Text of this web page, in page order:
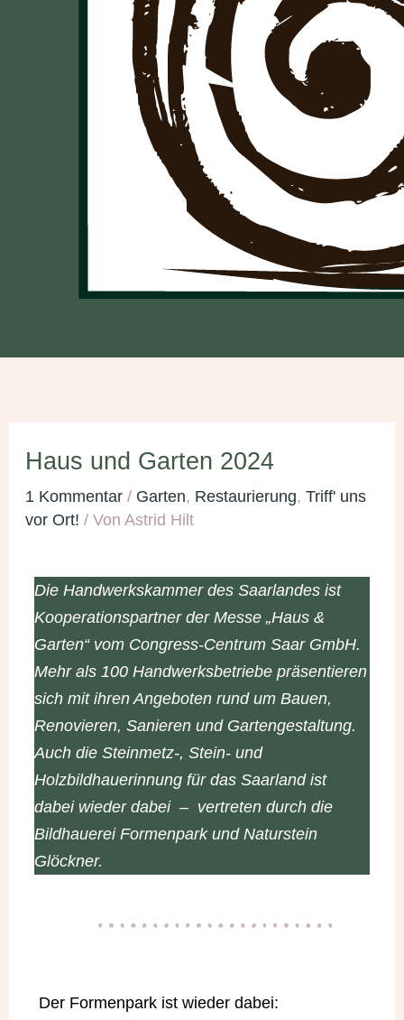
Haus und Garten 2024
1 Kommentar / Garten, Restaurierung, Triff' uns
vor Ort! / Von Astrid Hilt
Die Handwerkskammer des Saarlandes ist
Kooperationspartner der Messe „Haus &
Garten“ vom Congress-Centrum Saar GmbH.
Mehr als 100 Handwerksbetriebe präsentieren
sich mit ihren Angeboten rund um Bauen,
Renovieren, Sanieren und Gartengestaltung.
Auch die Steinmetz-, Stein- und
Holzbildhauerinnung für das Saarland ist
dabei wieder dabei – vertreten durch die
Bildhauerei Formenpark und Naturstein
Glöckner.
Der Formenpark ist wieder dabei: